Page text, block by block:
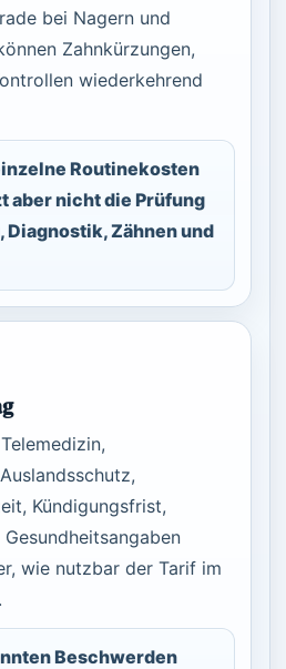
bei Nagern und
Zahnkürzungen,
wiederkehrend
Routinekosten
aber nicht die Prüfung
Diagnostik, Zähnen und
Kündigungsfrist,
wie nutzbar der Tarif im
Beschwerden